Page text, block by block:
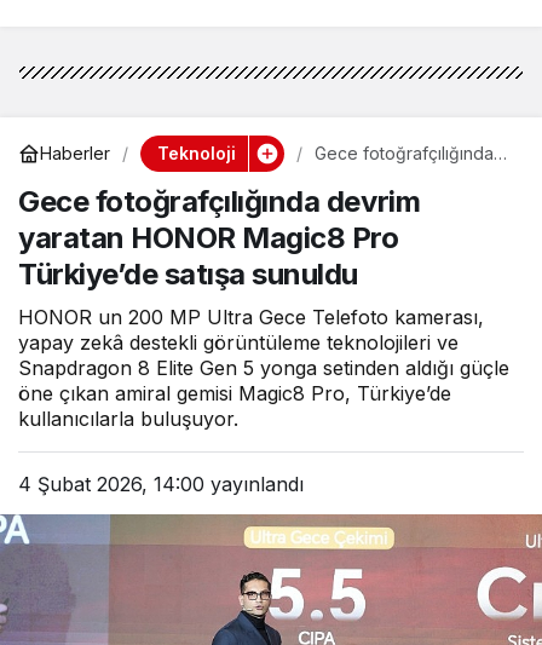
Haberler Teknoloji
Gece fotoğrafçılığında
Magic8 Pro Türkiye’de
satışa sunuldu
Gece fotoğrafçılığında devrim
yaratan HONOR Magic8 Pro
Türkiye’de satışa sunuldu
HONOR un 200 MP Ultra Gece Telefoto kamerası,
yapay zekâ destekli görüntüleme teknolojileri ve
Snapdragon 8 Elite Gen 5 yonga setinden aldığı güçle
öne çıkan amiral gemisi Magic8 Pro, Türkiye’de
kullanıcılarla buluşuyor.
4 Şubat 2026, 14:00 yayınlandı